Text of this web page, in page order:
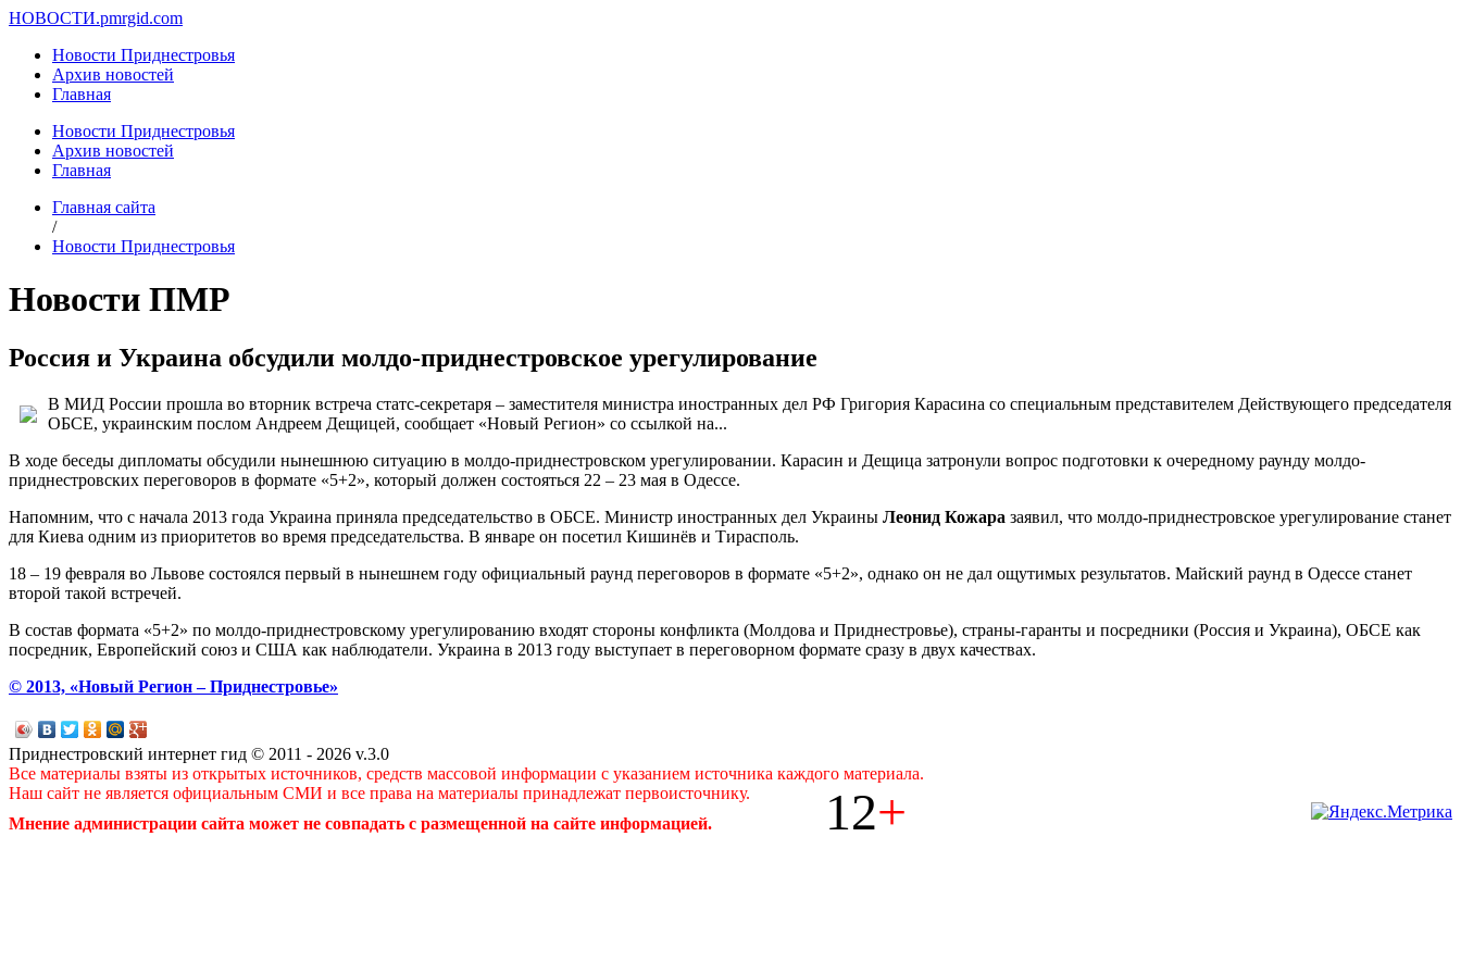
НОВОСТИ.pmrgid.com
Новости Приднестровья
Архив новостей
Главная
Новости Приднестровья
Архив новостей
Главная
Главная сайта
/
Новости Приднестровья
Новости ПМР
Россия и Украина обсудили молдо-приднестровское урегулирование
В МИД России прошла во вторник встреча статс-секретаря – заместителя министра иностранных дел РФ Григория Карасина со специальным представителем Действующего председателя
ОБСЕ, украинским послом Андреем Дещицей, сообщает «Новый Регион» со ссылкой на...
В ходе беседы дипломаты обсудили нынешнюю ситуацию в молдо-приднестровском урегулировании. Карасин и Дещица затронули вопрос подготовки к очередному раунду молдо-
приднестровских переговоров в формате «5+2», который должен состояться 22 – 23 мая в Одессе.
Напомним, что с начала 2013 года Украина приняла председательство в ОБСЕ. Министр иностранных дел Украины Леонид Кожара заявил, что молдо-приднестровское урегулирование станет
для Киева одним из приоритетов во время председательства. В январе он посетил Кишинёв и Тирасполь.
18 – 19 февраля во Львове состоялся первый в нынешнем году официальный раунд переговоров в формате «5+2», однако он не дал ощутимых результатов. Майский раунд в Одессе станет
второй такой встречей.
В состав формата «5+2» по молдо-приднестровскому урегулированию входят стороны конфликта (Молдова и Приднестровье), страны-гаранты и посредники (Россия и Украина), ОБСЕ как
посредник, Европейский союз и США как наблюдатели. Украина в 2013 году выступает в переговорном формате сразу в двух качествах.
© 2013, «Новый Регион – Приднестровье»
Приднестровский интернет гид © 2011 - 2026 v.3.0
Все материалы взяты из открытых источников, средств массовой информации с указанием источника каждого материала.
Наш сайт не является официальным СМИ и все права на материалы принадлежат первоисточнику.
Мнение администрации сайта может не совпадать с размещенной на сайте информацией.
12+